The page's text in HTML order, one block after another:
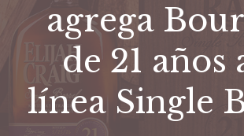
agrega
de 21 años
línea Single